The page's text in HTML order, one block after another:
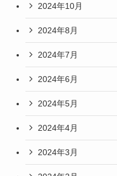
2024年10月
2024年8月
2024年7月
2024年6月
2024年5月
2024年4月
2024年3月